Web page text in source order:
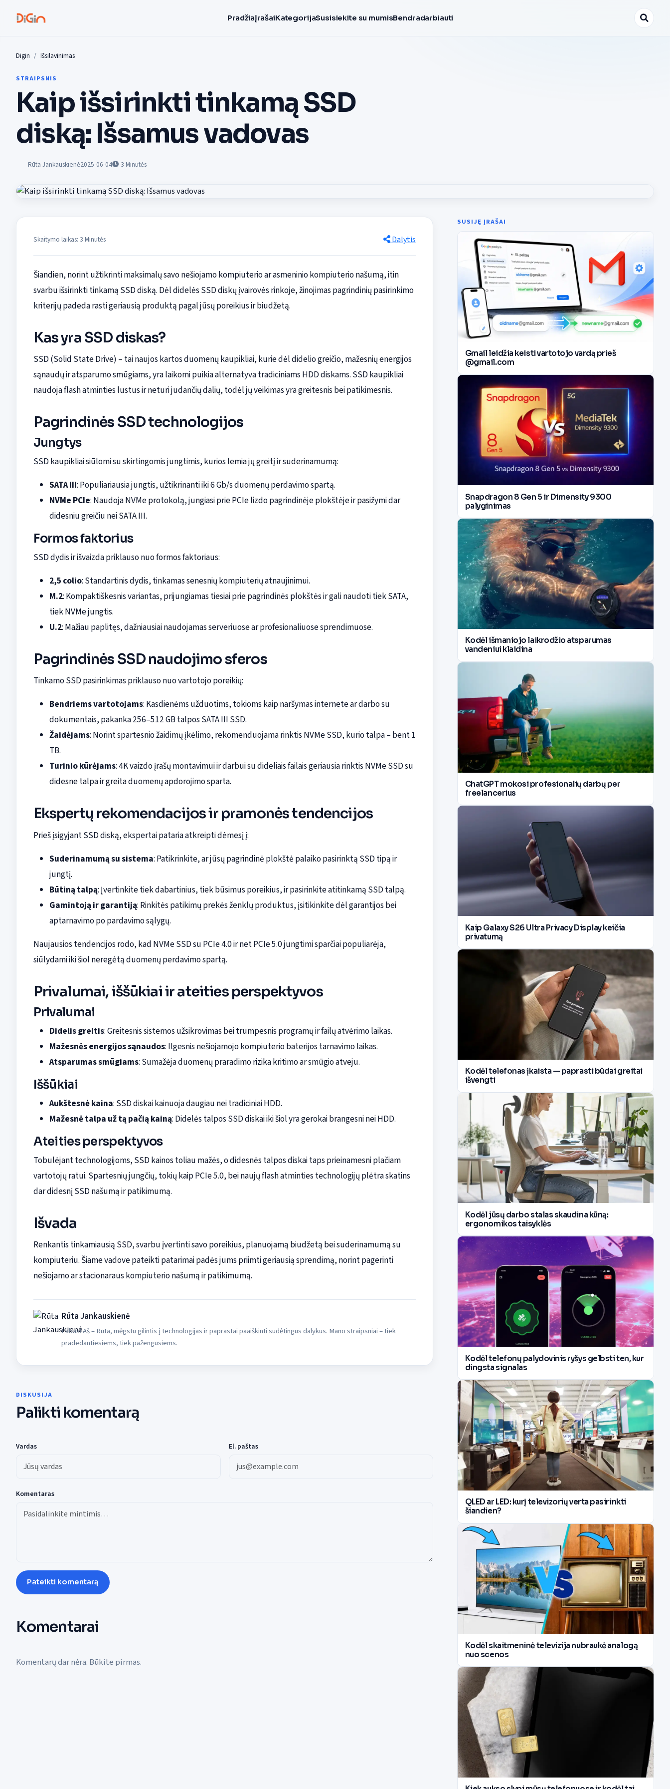
PradžiaĮrašaiKategorijaSusisiekite su mumisBendradarbiauti
Digin Išsilavinimas
STRAIPSNIS
Kaip išsirinkti tinkamą SSD
diską: Išsamus vadovas
Rūta Jankauskienė2025-06-04 3 Minutės
Skaitymo laikas: 3 Minutės Dalytis
Šiandien, norint užtikrinti maksimalų savo nešiojamo kompiuterio ar asmeninio kompiuterio našumą, itin
svarbu išsirinkti tinkamą SSD diską. Dėl didelės SSD diskų įvairovės rinkoje, žinojimas pagrindinių pasirinkimo
kriterijų padeda rasti geriausią produktą pagal jūsų poreikius ir biudžetą.
Kas yra SSD diskas?
SSD (Solid State Drive) – tai naujos kartos duomenų kaupikliai, kurie dėl didelio greičio, mažesnių energijos
sąnaudų ir atsparumo smūgiams, yra laikomi puikia alternatyva tradiciniams HDD diskams. SSD kaupikliai
naudoja flash atminties lustus ir neturi judančių dalių, todėl jų veikimas yra greitesnis bei patikimesnis.
Pagrindinės SSD technologijos
Jungtys
SSD kaupikliai siūlomi su skirtingomis jungtimis, kurios lemia jų greitį ir suderinamumą:
SATA III: Populiariausia jungtis, užtikrinanti iki 6 Gb/s duomenų perdavimo spartą.
NVMe PCIe: Naudoja NVMe protokolą, jungiasi prie PCIe lizdo pagrindinėje plokštėje ir pasižymi dar
didesniu greičiu nei SATA III.
Formos faktorius
SSD dydis ir išvaizda priklauso nuo formos faktoriaus:
2,5 colio: Standartinis dydis, tinkamas senesnių kompiuterių atnaujinimui.
M.2: Kompaktiškesnis variantas, prijungiamas tiesiai prie pagrindinės plokštės ir gali naudoti tiek SATA,
tiek NVMe jungtis.
U.2: Mažiau paplitęs, dažniausiai naudojamas serveriuose ar profesionaliuose sprendimuose.
Pagrindinės SSD naudojimo sferos
Tinkamo SSD pasirinkimas priklauso nuo vartotojo poreikių:
Bendriems vartotojams: Kasdienėms užduotims, tokioms kaip naršymas internete ar darbo su
dokumentais, pakanka 256–512 GB talpos SATA III SSD.
Žaidėjams: Norint spartesnio žaidimų įkėlimo, rekomenduojama rinktis NVMe SSD, kurio talpa – bent 1
TB.
Turinio kūrėjams: 4K vaizdo įrašų montavimui ir darbui su dideliais failais geriausia rinktis NVMe SSD su
didesne talpa ir greita duomenų apdorojimo sparta.
Ekspertų rekomendacijos ir pramonės tendencijos
Prieš įsigyjant SSD diską, ekspertai pataria atkreipti dėmesį į:
Suderinamumą su sistema: Patikrinkite, ar jūsų pagrindinė plokštė palaiko pasirinktą SSD tipą ir
jungtį.
Būtiną talpą: Įvertinkite tiek dabartinius, tiek būsimus poreikius, ir pasirinkite atitinkamą SSD talpą.
Gamintoją ir garantiją: Rinkitės patikimų prekės ženklų produktus, įsitikinkite dėl garantijos bei
aptarnavimo po pardavimo sąlygų.
Naujausios tendencijos rodo, kad NVMe SSD su PCIe 4.0 ir net PCIe 5.0 jungtimi sparčiai populiarėja,
siūlydami iki šiol neregėtą duomenų perdavimo spartą.
Privalumai, iššūkiai ir ateities perspektyvos
Privalumai
Didelis greitis: Greitesnis sistemos užsikrovimas bei trumpesnis programų ir failų atvėrimo laikas.
Mažesnės energijos sąnaudos: Ilgesnis nešiojamojo kompiuterio baterijos tarnavimo laikas.
Atsparumas smūgiams: Sumažėja duomenų praradimo rizika kritimo ar smūgio atveju.
Iššūkiai
Aukštesnė kaina: SSD diskai kainuoja daugiau nei tradiciniai HDD.
Mažesnė talpa už tą pačią kainą: Didelės talpos SSD diskai iki šiol yra gerokai brangesni nei HDD.
Ateities perspektyvos
Tobulėjant technologijoms, SSD kainos toliau mažės, o didesnės talpos diskai taps prieinamesni plačiam
vartotojų ratui. Spartesnių jungčių, tokių kaip PCIe 5.0, bei naujų flash atminties technologijų plėtra skatins
dar didesnį SSD našumą ir patikimumą.
Išvada
Renkantis tinkamiausią SSD, svarbu įvertinti savo poreikius, planuojamą biudžetą bei suderinamumą su
kompiuteriu. Šiame vadove pateikti patarimai padės jums priimti geriausią sprendimą, norint pagerinti
nešiojamo ar stacionaraus kompiuterio našumą ir patikimumą.
Rūta Jankauskienė
Labas! Aš – Rūta, mėgstu gilintis į technologijas ir paprastai paaiškinti sudėtingus dalykus. Mano straipsniai – tiek
pradedantiesiems, tiek pažengusiems.
DISKUSIJA
Palikti komentarą
Vardas El. paštas
Komentaras
Pateikti komentarą
Komentarai
Komentarų dar nėra. Būkite pirmas.
SUSIJĘ ĮRAŠAI
Gmail leidžia keisti vartotojo vardą prieš
@gmail.com
Snapdragon 8 Gen 5 ir Dimensity 9300
palyginimas
Kodėl išmaniojo laikrodžio atsparumas
vandeniui klaidina
ChatGPT mokosi profesionalių darbų per
freelancerius
Kaip Galaxy S26 Ultra Privacy Display keičia
privatumą
Kodėl telefonas įkaista — paprasti būdai greitai
išvengti
Kodėl jūsų darbo stalas skaudina kūną:
ergonomikos taisyklės
Kodėl telefonų palydovinis ryšys gelbsti ten, kur
dingsta signalas
QLED ar LED: kurį televizorių verta pasirinkti
šiandien?
Kodėl skaitmeninė televizija nubraukė analogą
nuo scenos